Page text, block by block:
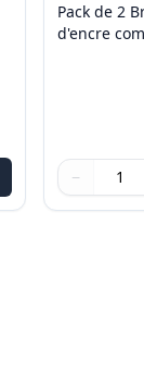
Pack de 2
d'encre
Quantité
Utilisez les
−
Quantité: